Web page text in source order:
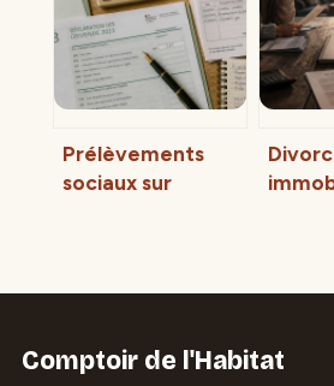
caché
Prélèvements
sociaux sur
leviers pour
fiscalité
votre
Comptoir de l'Habitat